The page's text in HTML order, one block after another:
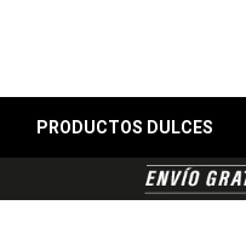
PRODUCTOS DULCES